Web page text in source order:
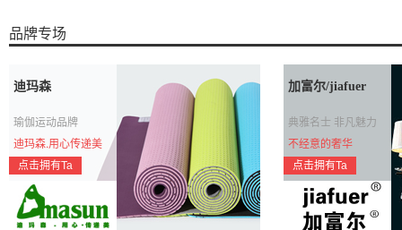
品牌专场
迪玛森
瑜伽运动品牌
迪玛森.用心传递美
点击拥有Ta
加富尔/jiafuer
典雅名士 非凡魅力
不经意的奢华
点击拥有Ta